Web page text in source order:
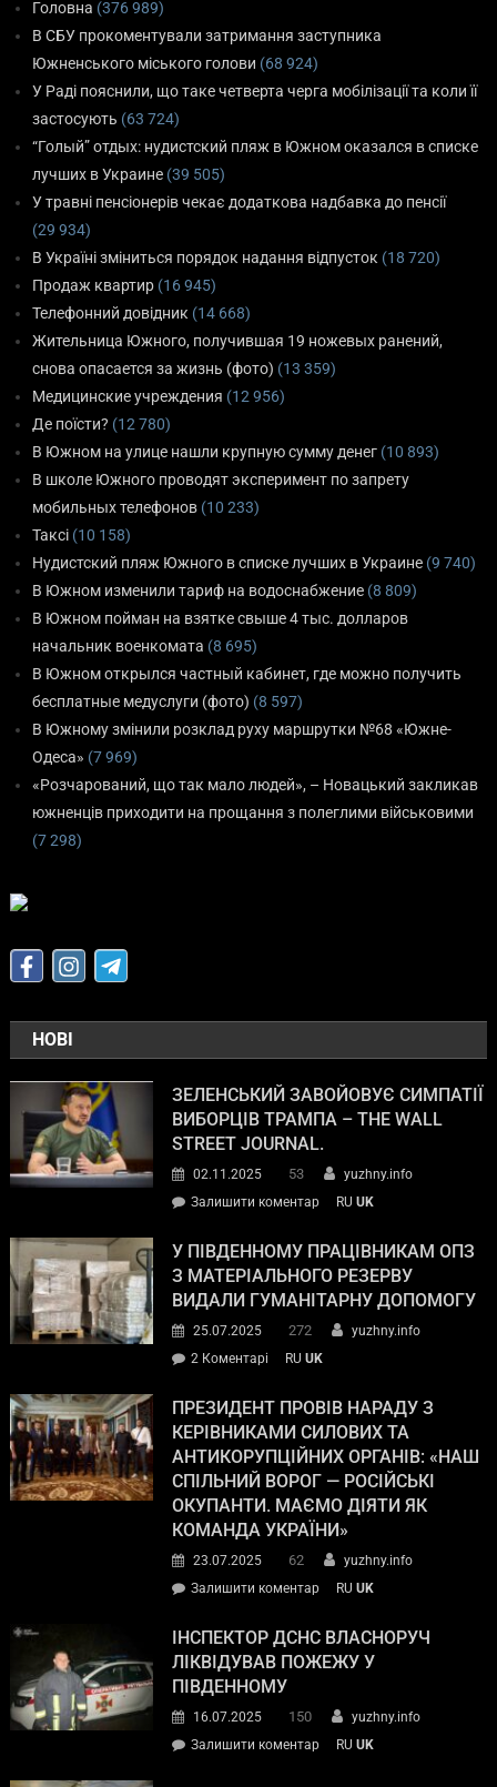
Головна (376 989)
В СБУ прокоментували затримання заступника
Южненського міського голови (68 924)
У Раді пояснили, що таке четверта черга мобілізації та коли її
застосують (63 724)
“Голый” отдых: нудистский пляж в Южном оказался в списке
лучших в Украине (39 505)
У травні пенсіонерів чекає додаткова надбавка до пенсії
(29 934)
В Україні зміниться порядок надання відпусток (18 720)
Продаж квартир (16 945)
Телефонний довідник (14 668)
Жительница Южного, получившая 19 ножевых ранений,
снова опасается за жизнь (фото) (13 359)
Медицинские учреждения (12 956)
Де поїсти? (12 780)
В Южном на улице нашли крупную сумму денег (10 893)
В школе Южного проводят эксперимент по запрету
мобильных телефонов (10 233)
Таксі (10 158)
Нудистский пляж Южного в списке лучших в Украине (9 740)
В Южном изменили тариф на водоснабжение (8 809)
В Южном пойман на взятке свыше 4 тыс. долларов
начальник военкомата (8 695)
В Южном открылся частный кабинет, где можно получить
бесплатные медуслуги (фото) (8 597)
В Южному змінили розклад руху маршрутки №68 «Южне-
Одеса» (7 969)
«Розчарований, що так мало людей», – Новацький закликав
южненців приходити на прощання з полеглими військовими
(7 298)
НОВІ
ЗЕЛЕНСЬКИЙ ЗАВОЙОВУЄ СИМПАТІЇ
ВИБОРЦІВ ТРАМПА – THE WALL
STREET JOURNAL.
02.11.2025 53
yuzhny.info
Залишити коментар
RU UK
У ПІВДЕННОМУ ПРАЦІВНИКАМ ОПЗ
З МАТЕРІАЛЬНОГО РЕЗЕРВУ
ВИДАЛИ ГУМАНІТАРНУ ДОПОМОГУ
25.07.2025 272
yuzhny.info
2 Коментарі
RU UK
ПРЕЗИДЕНТ ПРОВІВ НАРАДУ З
КЕРІВНИКАМИ СИЛОВИХ ТА
АНТИКОРУПЦІЙНИХ ОРГАНІВ: «НАШ
СПІЛЬНИЙ ВОРОГ — РОСІЙСЬКІ
ОКУПАНТИ. МАЄМО ДІЯТИ ЯК
КОМАНДА УКРАЇНИ»
23.07.2025 62
yuzhny.info
Залишити коментар
RU UK
ІНСПЕКТОР ДСНС ВЛАСНОРУЧ
ЛІКВІДУВАВ ПОЖЕЖУ У
ПІВДЕННОМУ
16.07.2025 150
yuzhny.info
Залишити коментар
RU UK